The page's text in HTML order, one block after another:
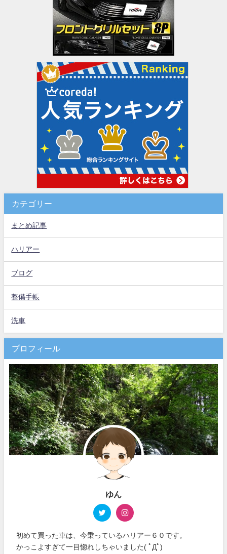
カテゴリー
まとめ記事
ハリアー
ブログ
整備手帳
洗車
プロフィール
ゆん
初めて買った車は、今乗っているハリアー６０です。
かっこよすぎて一目惚れしちゃいました( ﾟДﾟ)